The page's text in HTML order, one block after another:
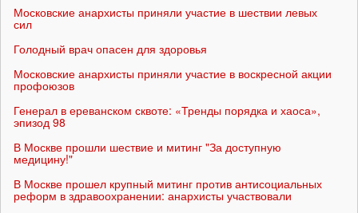
Московские анархисты приняли участие в шествии левых
сил
Голодный врач опасен для здоровья
Московские анархисты приняли участие в воскресной акции
профоюзов
Генерал в ереванском сквоте: «Тренды порядка и хаоса»,
эпизод 98
В Москве прошли шествие и митинг "За доступную
медицину!"
В Москве прошел крупный митинг против антисоциальных
реформ в здравоохранении: анархисты участвовали